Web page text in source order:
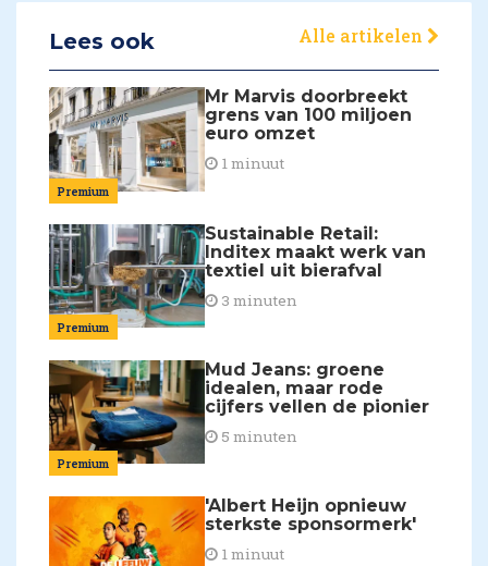
Lees ook Alle artikelen
Premium
Mr Marvis doorbreekt
grens van 100 miljoen
euro omzet
1 minuut
Premium
Sustainable Retail:
Inditex maakt werk van
textiel uit bierafval
3 minuten
Premium
Mud Jeans: groene
idealen, maar rode
cijfers vellen de pionier
5 minuten
'Albert Heijn opnieuw
sterkste sponsormerk'
1 minuut